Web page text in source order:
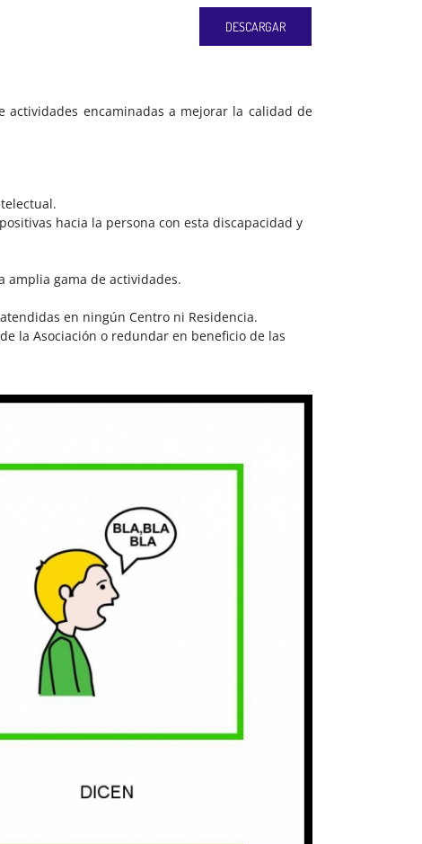
DESCARGAR
encaminadas a mejorar la calidad de
hacia la persona con esta discapacidad y
amplia gama de actividades.
en ningún Centro ni Residencia.
la Asociación o redundar en beneficio de las